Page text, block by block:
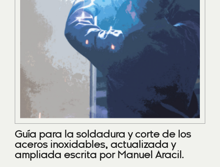
Guía para la soldadura y corte de los
aceros inoxidables, actualizada y
ampliada escrita por Manuel Aracil.